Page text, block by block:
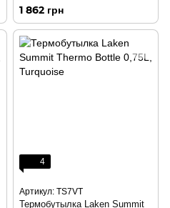
1 862 грн
4
Артикул: TS7VT
Термобутылка Laken Summit